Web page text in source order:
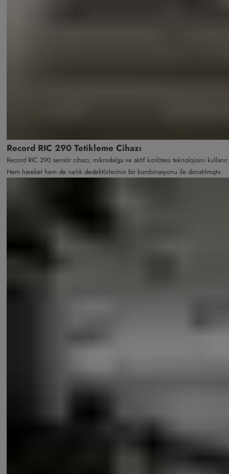
Record RIC 290 Tetikleme Cihazı
Record RIC 290 sensör cihazı, mikrodalga ve aktif kızılötesi teknolojisini kullanır.
Hem hareket hem de varlık dedektörlerinin bir kombinasyonu ile donatılmıştır.